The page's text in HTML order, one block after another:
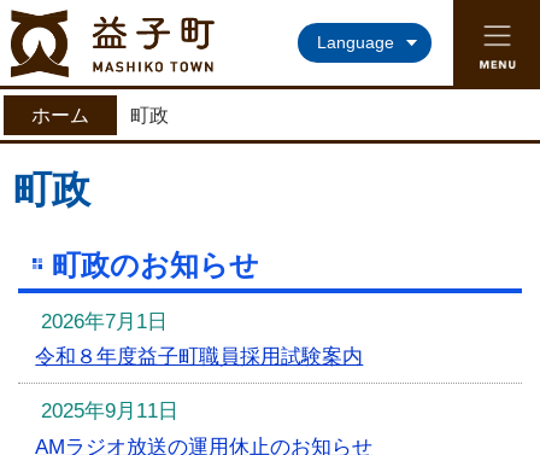
益子町ホームページ
Language
ホーム 町政
町政
町政のお知らせ
2026年7月1日
令和８年度益子町職員採用試験案内
2025年9月11日
AMラジオ放送の運用休止のお知らせ